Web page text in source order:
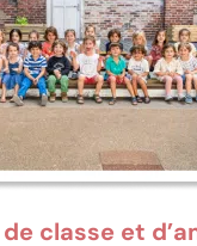
classe et